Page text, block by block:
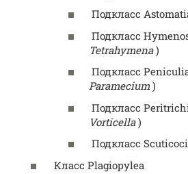
Подкласс
Подкласс
Tetrahymena)
Подкласс
Paramecium )
Подкласс
Vorticella)
Подкласс
Класс Plagiopylea